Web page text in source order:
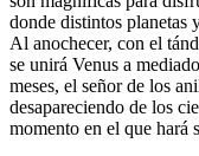
donde distintos planetas
Al anochecer, con el
se unirá Venus a
meses, el señor de los
desapareciendo de los
momento en el que hará